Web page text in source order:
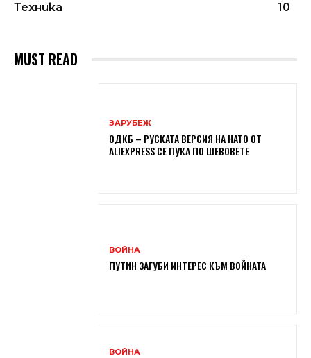
Техника
10
MUST READ
ЗАРУБЕЖ
ОДКБ – РУСКАТА ВЕРСИЯ НА НАТО ОТ
ALIEXPRESS СЕ ПУКА ПО ШЕВОВЕТЕ
ВОЙНА
ПУТИН ЗАГУБИ ИНТЕРЕС КЪМ ВОЙНАТА
ВОЙНА